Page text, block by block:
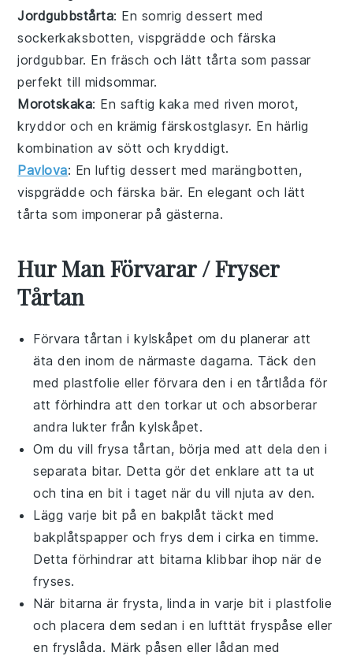
Jordgubbstårta: En somrigdessert med
sockerkaksbotten, vispgrädde och färska
jordgubbar. En fräsch och lätt tårta som passar
perfekt till midsommar.
Morotskaka: En saftigkaka med riven morot,
kryddor och en krämig färskostglasyr. En härlig
kombination av sött och kryddigt.
Pavlova: En luftig dessert med marängbotten,
vispgrädde och färska bär. En elegant och lätt
tårta som imponerar på gästerna.
Hur Man Förvarar / Fryser
Tårtan
Förvara tårtan i kylskåpet om du planerar att
äta den inom de närmaste dagarna. Täck den
med plastfolie eller förvara den i en tårtlåda för
att förhindra att den torkar ut och absorberar
andra lukter från kylskåpet.
Om du vill frysa tårtan, börja med att dela den i
separata bitar. Detta gör det enklare att ta ut
och tina en bit i taget när du vill njuta av den.
Lägg varje bit på en bakplåt täckt med
bakplåtspapper och frys dem i cirka en timme.
Detta förhindrar att bitarna klibbar ihop när de
fryses.
När bitarna är frysta, linda in varje bit i plastfolie
och placera dem sedan i en lufttät fryspåse eller
en fryslåda. Märk påsen eller lådan med